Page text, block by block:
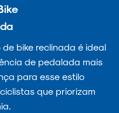
de bike reclinada é ideal
de pedalada mais
para esse estilo
que priorizam